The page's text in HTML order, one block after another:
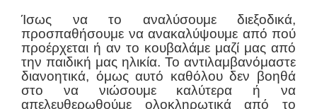
Ίσως να το αναλύσουμε διεξοδικά,
προσπαθήσουμε να ανακαλύψουμε από πού
προέρχεται ή αν το κουβαλάμε μαζί μας από
την παιδική μας ηλικία. Το αντιλαμβανόμαστε
διανοητικά, όμως αυτό καθόλου δεν βοηθά
στο να νιώσουμε καλύτερα ή να
απελευθερωθούμε ολοκληρωτικά από το